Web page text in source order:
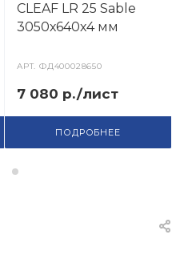
CLEAF LR 25 Sable
3050х640х4 мм
АРТ.ФД400028650
7 080 р./лист
ПОДРОБНЕЕ